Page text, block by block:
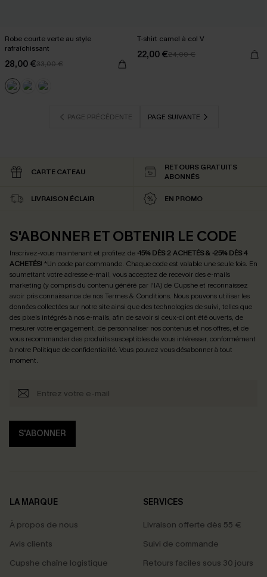
Robe courte verte au style
rafraîchissant
28,00 €33,00 €
T-shirt camel à col V
22,00 €24,00 €
PAGE PRÉCÉDENTE PAGE SUIVANTE
CARTE CATEAU
RETOURS GRATUITS
ABONNÉS
LIVRAISON ÉCLAIR EN PROMO
S'ABONNER ET OBTENIR LE CODE
Inscrivez-vous maintenant et profitez de -15% DÈS 2 ACHETÉS & -25% DÈS 4
ACHETÉS! *Un code par commande. Chaque code est valable une seule fois. En
soumettant votre adresse e-mail, vous acceptez de recevoir des e-mails
marketing (y compris du contenu généré par l'IA) de Cupshe et reconnaissez
avoir pris connaissance de nosTermes & Conditions. Nous pouvons utiliser les
données collectées sur notre site ainsi que des technologies de suivi, telles que
des pixels intégrés à nos e-mails, afin de savoir si ceux-ci ont été ouverts, de
mesurer votre engagement, de personnaliser nos contenus et nos offres, et de
vous recommander des produits susceptibles de vous intéresser, conformément
à notre Politique de confidentialité. Vous pouvez vous désabonner à tout
moment.
S'ABONNER
LA MARQUE
À propos de nous
Avis clients
Cupshe chaîne logistique
SERVICES
Livraison offerte dès 55 €
Suivi de commande
Retours faciles sous 30 jours